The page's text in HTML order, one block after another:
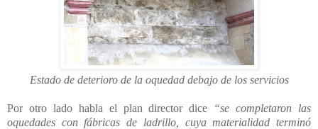
Estado de deterioro de la oquedad debajo de los servicios
Por otro lado habla el plan director dice
“se completaron las
oquedades con fábricas de ladrillo, cuya materialidad terminó